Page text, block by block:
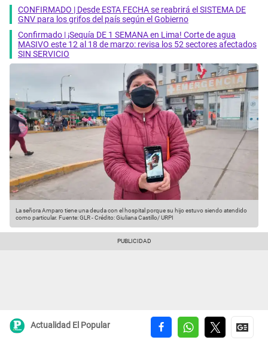
CONFIRMADO | Desde ESTA FECHA se reabrirá el SISTEMA DE
GNV para los grifos del país según el Gobierno
Confirmado | ¡Sequía DE 1 SEMANA en Lima! Corte de agua
MASIVO este 12 al 18 de marzo: revisa los 52 sectores afectados
SIN SERVICIO
La señora Amparo tiene una deuda con el hospital porque su hijo estuvo siendo atendido
como particular. Fuente: GLR-Crédito: Giuliana Castillo/ URPI
Actualidad El Popular